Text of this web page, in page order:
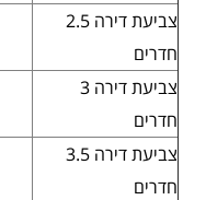
צביעת דירה 2.5
חדרים
צביעת דירה 3
חדרים
צביעת דירה 3.5
חדרים